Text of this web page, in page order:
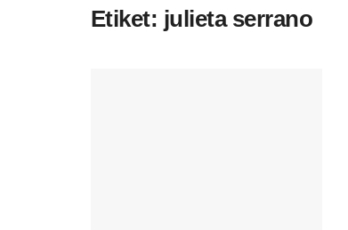
Etiket: julieta serrano